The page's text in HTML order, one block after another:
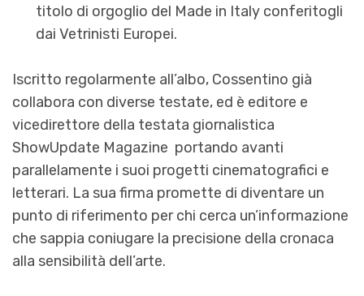
titolo di orgoglio del Made in Italy conferitogli
dai Vetrinisti Europei.
Iscritto regolarmente all’albo, Cossentino già
collabora con diverse testate, ed è editore e
vicedirettore della testata giornalistica
ShowUpdate Magazine portando avanti
parallelamente i suoi progetti cinematografici e
letterari. La sua firma promette di diventare un
punto di riferimento per chi cerca un’informazione
che sappia coniugare la precisione della cronaca
alla sensibilità dell’arte.